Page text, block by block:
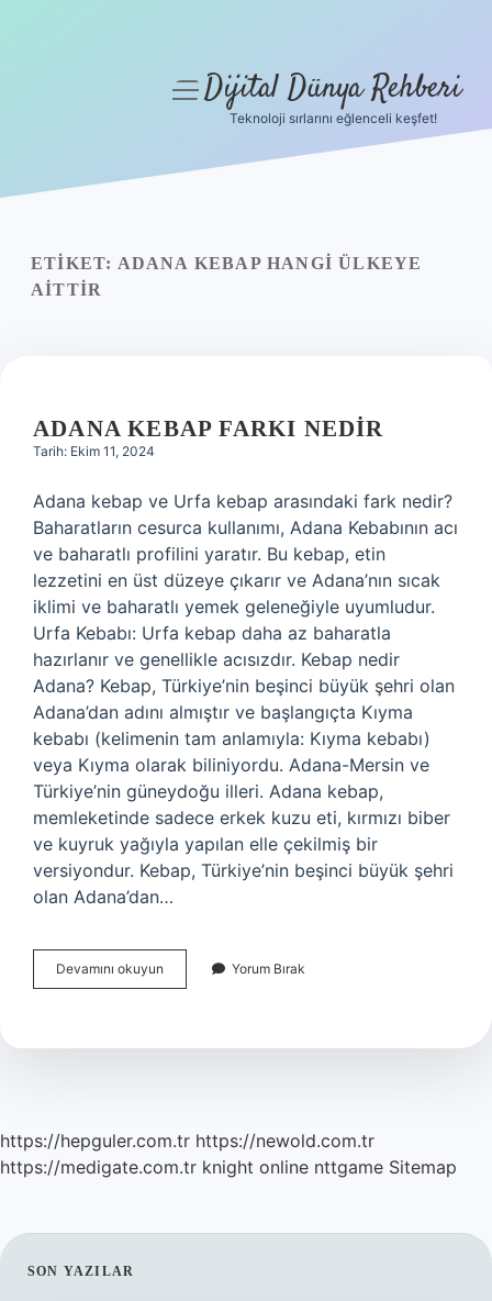
Yasal Uyarı
menüyüDijital Dünya Rehberi
Teknoloji sırlarını eğlenceli keşfet!
ETIKET: ADANA KEBAP HANGI ÜLKEYE
AITTIR
ADANA KEBAP FARKI NEDIR
Tarih: Ekim 11, 2024
Adana kebap ve Urfa kebap arasındaki fark nedir?
Baharatların cesurca kullanımı, Adana Kebabının acı
ve baharatlı profilini yaratır. Bu kebap, etin
lezzetini en üst düzeye çıkarır ve Adana’nın sıcak
iklimi ve baharatlı yemek geleneğiyle uyumludur.
Urfa Kebabı: Urfa kebap daha az baharatla
hazırlanır ve genellikle acısızdır. Kebap nedir
Adana? Kebap, Türkiye’nin beşinci büyük şehri olan
Adana’dan adını almıştır ve başlangıçta Kıyma
kebabı (kelimenin tam anlamıyla: Kıyma kebabı)
veya Kıyma olarak biliniyordu. Adana-Mersin ve
Türkiye’nin güneydoğu illeri. Adana kebap,
memleketinde sadece erkek kuzu eti, kırmızı biber
ve kuyruk yağıyla yapılan elle çekilmiş bir
versiyondur. Kebap, Türkiye’nin beşinci büyük şehri
olan Adana’dan…
Devamını okuyun
Kebap
Yorum Bırak
https://hepguler.com.tr https://newold.com.tr
https://medigate.com.tr knight online nttgame Sitemap
SIDEBAR
SON YAZILAR